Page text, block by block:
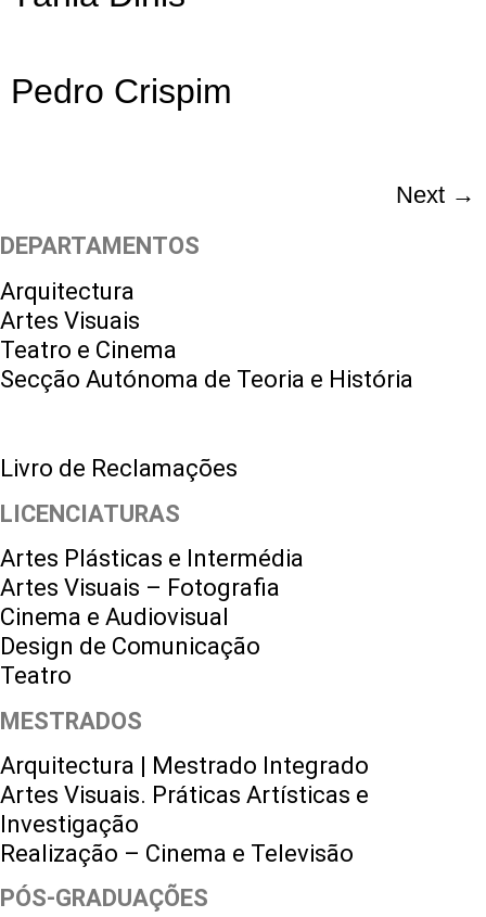
Pedro Crispim
Next →
DEPARTAMENTOS
Arquitectura
Artes Visuais
Teatro e Cinema
Secção Autónoma de Teoria e História
Livro de Reclamações
LICENCIATURAS
Artes Plásticas e Intermédia
Artes Visuais – Fotografia
Cinema e Audiovisual
Design de Comunicação
Teatro
MESTRADOS
Arquitectura | Mestrado Integrado
Artes Visuais. Práticas Artísticas e
Investigação
Realização – Cinema e Televisão
PÓS-GRADUAÇÕES